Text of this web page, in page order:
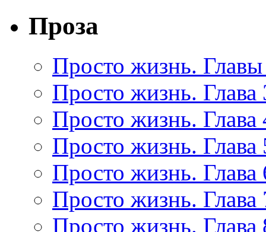
Проза
Просто жизнь.
Просто жизнь. Глава
Просто жизнь. Глава
Просто жизнь. Глава
Просто жизнь. Глава
Просто жизнь. Глава
Просто жизнь. Глава